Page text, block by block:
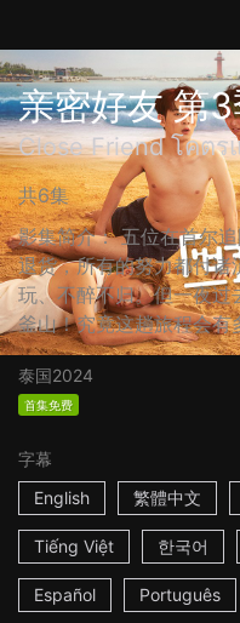
亲密好友 第
Close Friend โคต
共6集
影集简介： 五位在首尔
退货，所有的努力都付
玩、不醉不归。但一夜
釜山！究竟这趟旅程会有
泰国2024
首集免费
字幕
English
繁體中文
Tiếng Việt 한국어
Español Português